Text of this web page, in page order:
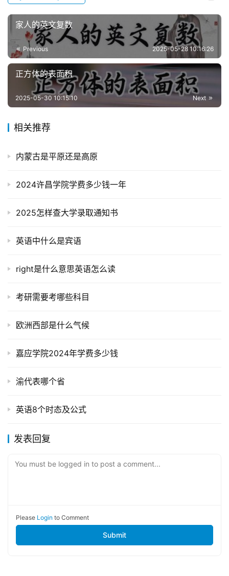
家人的英文复数
Previous 2025-05-28 10:16:26
正方体的表面积
Next
2025-05-30 10:15:10
相关推荐
内蒙古是平原还是高原
2024许昌学院学费多少钱一年
2025怎样查大学录取通知书
英语中什么是宾语
right是什么意思英语怎么读
考研需要考哪些科目
欧洲西部是什么气候
嘉应学院2024年学费多少钱
渝代表哪个省
英语8个时态及公式
发表回复
You must be logged in to post a comment...
Please Login to Comment
Submit